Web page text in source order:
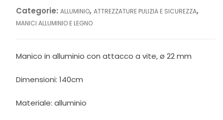
quantità
Categorie: ALLUMINIO, ATTREZZATURE PULIZIA E SICUREZZA,
MANICI ALLUMINIO E LEGNO
Manico in alluminio con attacco a vite, ø 22 mm
Dimensioni: 140cm
Materiale: alluminio